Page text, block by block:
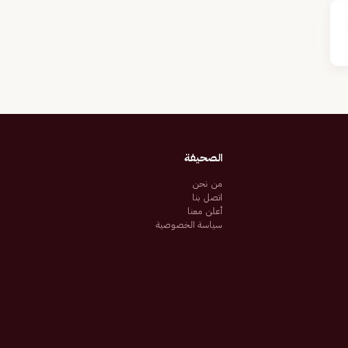
الصحيفة
من نحن
اتصل بنا
أعلن معنا
سياسة الخصوصية